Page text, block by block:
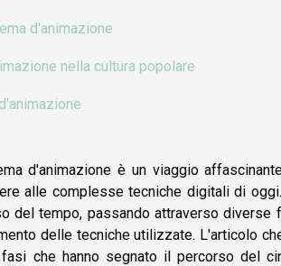
d'animazione
nella cultura popolare
d'animazione è un viaggio
alle complesse tecniche digitali di
del tempo, passando attraverso
delle tecniche utilizzate. L'articolo
che hanno segnato il percorso del